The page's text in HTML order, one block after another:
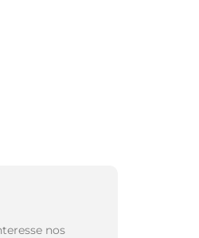
nos